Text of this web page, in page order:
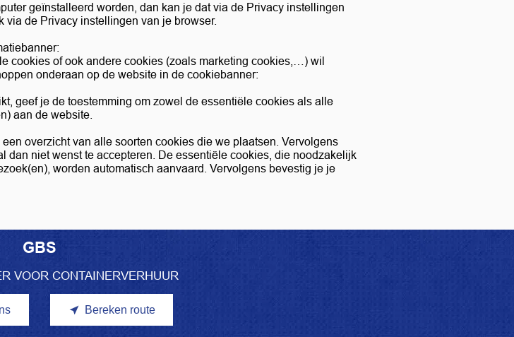
geïnstalleerd worden, dan kan je dat via de Privacy instellingen
de Privacy instellingen van je browser.
cookies of ook andere cookies (zoals marketing cookies,…) wil
onderaan op de website in de cookiebanner:
geef je de toestemming om zowel de essentiële cookies als alle
aan de website.
overzicht van alle soorten cookies die we plaatsen. Vervolgens
dan niet wenst te accepteren. De essentiële cookies, die noodzakelijk
worden automatisch aanvaard. Vervolgens bevestig je je
GBS
VOOR CONTAINERVERHUUR
Bereken route